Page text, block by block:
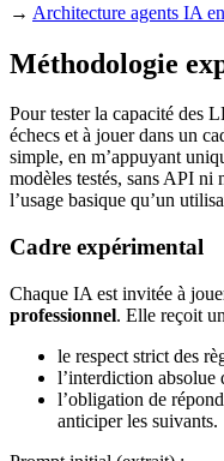
→ Architecture agents IA
Méthodologie
Pour tester la capacité des
échecs et à jouer dans un
simple, en m’appuyant
modèles testés, sans API ni
l’usage basique qu’un
Cadre expérimental
Chaque IA est invitée à
professionnel. Elle reçoit
le respect strict des
l’interdiction absolue
l’obligation de
anticiper les suivants.